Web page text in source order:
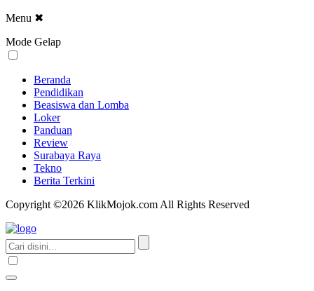
Menu ✖
Mode Gelap
Beranda
Pendidikan
Beasiswa dan Lomba
Loker
Panduan
Review
Surabaya Raya
Tekno
Berita Terkini
Copyright ©2026 KlikMojok.com All Rights Reserved